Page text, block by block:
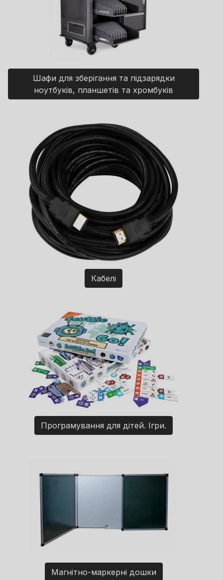
Шафи для зберігання та підзарядки
ноутбуків, планшетів та хромбуків
Кабелі
Програмування для дітей. Ігри.
Магнітно-маркерні дошки